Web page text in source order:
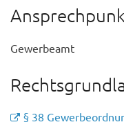
Gewerbeamt
§ 38